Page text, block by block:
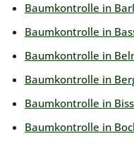
Baumkontrolle in
Baumkontrolle in
Baumkontrolle in
Baumkontrolle in
Baumkontrolle in
Baumkontrolle in